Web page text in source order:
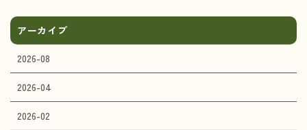
アーカイブ
2026-08
2026-04
2026-02